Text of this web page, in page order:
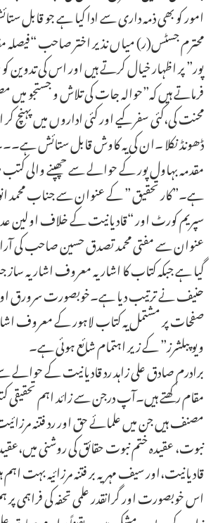
امور کو بھی ذمہ داری سے ادا کیا ہے جو قابل
محترم جسٹس(ر) میاں نذیر اختر صاحب “فیصلہ
پور” پر اظہار خیال کرتے ہیں اور اس کی تدوین
فرماتے ہیں کہ”حوالہ جات کی تلاش و جستجو
محنت کی،کئی سفر کیے اور کئی اداروں میں پہنچ
ڈھونڈ نکلا ۔ان کی یہ کاوش قابل ستائش
مقدمہ بہاول پور کے حوالے سے چھپنے والی
ہے۔”کار تحقیق ” کے عنوان سے جناب محمد
سپریم کورٹ اور “قادیانیت کے خلاف اولین
عنوان سے مفتی محمد تصدق حسین صاحب کی
گیا ہے جبکہ کتاب کا اشاریہ معروف اشاریہ ساز
صفحات پر مشتمل یہ کتاب لاہور کے معروف
ویو پبلشرز” کے زیر اہتمام شائع ہوئی ہے۔
برادرم صادق علی زاہد رد قادیانیت کے حوالے
مقام رکھتے ہیں۔آپ درجن سے زائد اہم
مصنف ہیں جن میں علمائے حق اور رد فتنہ
نبوت، عقیدہ ختم نبوت حقائق کی روشنی
قادیانیت،اور سیف مہریہ بر فتنہ مرزائیہ بہت
اس خوبصورت اور گرانقدر علمی تحفہ کی فراہمی